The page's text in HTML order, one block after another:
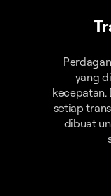
yang
kecepatan.
setiap
dibuat